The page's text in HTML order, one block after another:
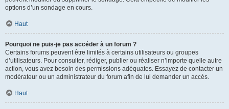
options d’un sondage en cours.
Haut
Pourquoi ne puis-je pas accéder à un forum ?
Certains forums peuvent être limités à certains utilisateurs ou groupes
d’utilisateurs. Pour consulter, rédiger, publier ou réaliser n’importe quelle autre
action, vous avez besoin des permissions adéquates. Essayez de contacter un
modérateur ou un administrateur du forum afin de lui demander un accès.
Haut